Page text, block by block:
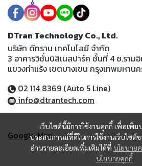
เว็บไซต์นี้มีการใช้งานคุกกี้ เพื่อเพิ่
ประสบการณ์ที่ดีในการใช้งานเว็บไซต์
อ่านรายละเอียดเพิ่มเติมได้ที่ นโยบาย
นโยบายคุกกี้
DTran Technology Co., Ltd.
บริษัท ดีทราน เทคโนโลยี จำกัด
3 อาคารวิชั่นบิสิเนสปาร์ค ชั้นที่ 4 ซ.ราม
แขวงท่าแร้ง เขตบางเขน กรุงเทพมหาน
02 114 8369 (Auto 5 Line)
info@dtrantech.com
Google Map